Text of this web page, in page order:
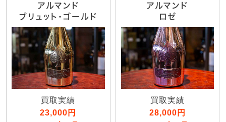
アルマンド
ブリュット・ゴールド
買取実績
23,000円
アルマンド
ロゼ
買取実績
28,000円